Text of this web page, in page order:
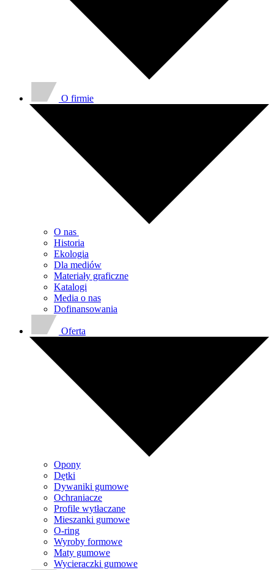
O firmie
O nas
Historia
Ekologia
Dla mediów
Materiały graficzne
Katalogi
Media o nas
Dofinansowania
Oferta
Opony
Dętki
Dywaniki gumowe
Ochraniacze
Profile wytłaczane
Mieszanki gumowe
O-ring
Wyroby formowe
Maty gumowe
Wycieraczki gumowe